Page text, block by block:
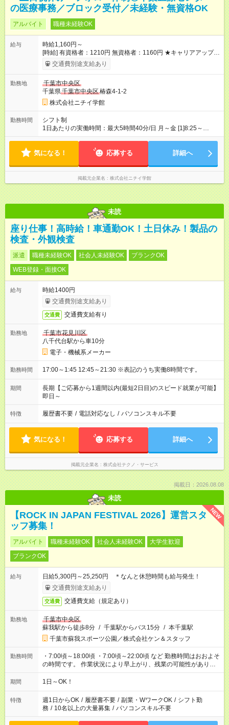
の医療事務／ブロック受付／未経験・無資格OK
アルバイト 職種未経験OK
給与
時給1,160円～
[時給] 有資格者：1210円 無資格者：1160円 ★キャリアアップ制
度あり 進級により給与がアップします！ 【試用期間】試用期間
あり 試用期間の長さ：3ヶ月 雇用形態、給与は本採用時と同じ
交通費別途支給あり
勤務地
千葉市中央区
千葉県千葉市中央区椿森4-1-2
株式会社ニチイ学館
勤務時間
シフト制
1日あたりの実働時間：最大5時間40分/日 月～金 [1]8:25～
13:35（休憩なし） [2]8:25～14:05（休憩なし） ★[1]～[2]どちら
気になる！ 応募する 詳細へ
掲載元企業名 株式会社ニチイ学館
未読
座り仕事！高時給！車通勤OK！土日休み！製品の
検査・外観検査
派遣 職種未経験OK 社会人未経験OK
ブランクOK
WEB登録・面接OK
給与
時給1400円
交通費別途支給あり
交通費 交通費支給有り
勤務地
千葉市花見川区
八千代台駅から車10分
電子・機械系メーカー
勤務時間 17:00～1:45 12:45～21:30 ※表記のうち実働8時間です。
期間
長期【ご応募から1週間以内(最短2日目)のスピード就業が可能】
即日～
特徴 履歴書不要 / 電話対応なし / パソコンスキル不要
気になる！ 応募する 詳細へ
掲載元企業名 株式会社テクノ・サービス
掲載日：2026.08.08
未読
NEW
【ROCK IN JAPAN FESTIVAL 2026】運営スタ
ッフ募集！
アルバイト 職種未経験OK 社会人未経験OK
大学生歓迎
ブランクOK
給与
日給5,300円～25,250円 ＊なんと休憩時間も給与発生！
交通費別途支給あり
交通費 交通費支給（規定あり）
勤務地
千葉市中央区
蘇我駅から徒歩8分 / 千葉駅からバス15分 / 本千葉駅
千葉市蘇我スポーツ公園／株式会社ケン＆スタッフ
勤務時間
・7:00頃～18:00頃 ・7:00頃～22:00頃 など 勤務時間はおおよそ
の時間です。 作業状況により早上がり、残業の可能性がありま
す。
期間 1日～OK！
特徴 週1日からOK / 履歴書不要 / 副業・WワークOK / シフト勤
務 / 10名以上の大量募集 / パソコンスキル不要